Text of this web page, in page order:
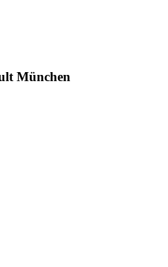
München